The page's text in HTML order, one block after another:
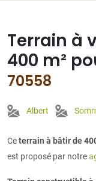
Terrain à
400 m²
70558
Albert
Ceterrain à bâtir de
est proposé par notre